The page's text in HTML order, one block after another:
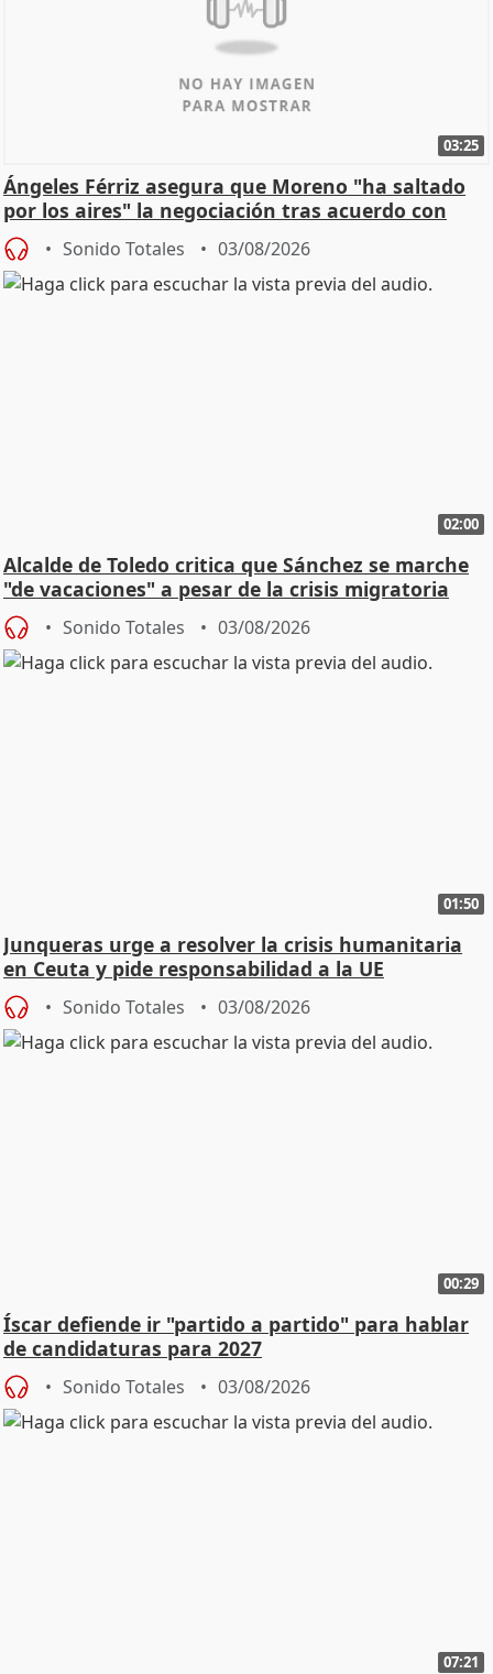
03:25
Ángeles Férriz asegura que Moreno "ha saltado
por los aires" la negociación tras acuerdo con
SMA
Sonido Totales 03/08/2026
02:00
Alcalde de Toledo critica que Sánchez se marche
"de vacaciones" a pesar de la crisis migratoria
Sonido Totales 03/08/2026
01:50
Junqueras urge a resolver la crisis humanitaria
en Ceuta y pide responsabilidad a la UE
Sonido Totales 03/08/2026
00:29
Íscar defiende ir "partido a partido" para hablar
de candidaturas para 2027
Sonido Totales 03/08/2026
07:21